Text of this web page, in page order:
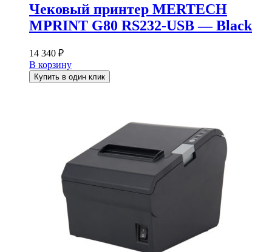
Чековый принтер MERTECH
MPRINT G80 RS232-USB — Black
14 340 ₽
В корзину
Купить в один клик